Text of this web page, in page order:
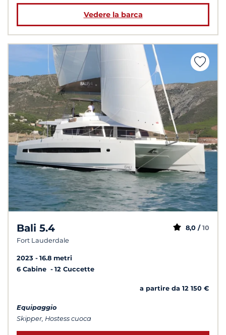
Vedere la barca
Bali 5.4
Fort Lauderdale
8,0 / 10
2023
16.8 metri
6 Cabine
12 Cuccette
a partire da 12 150 €
Equipaggio
Skipper, Hostess cuoca